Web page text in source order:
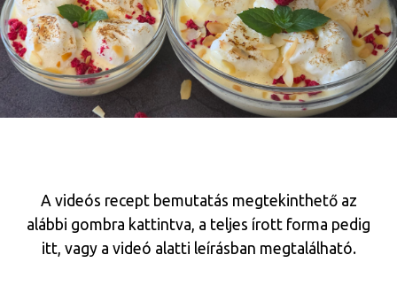
A videós recept bemutatás megtekinthető az
alábbi gombra kattintva, a teljes írott forma pedig
itt, vagy a videó alatti leírásban megtalálható.